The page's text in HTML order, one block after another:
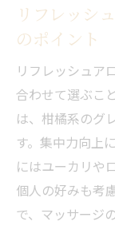
リフレッシ
のポイント
リフレッシュア
合わせて選ぶこ
は、柑橘系のグ
す。集中力向上
にはユーカリや
個人の好みも考
で、マッサージ